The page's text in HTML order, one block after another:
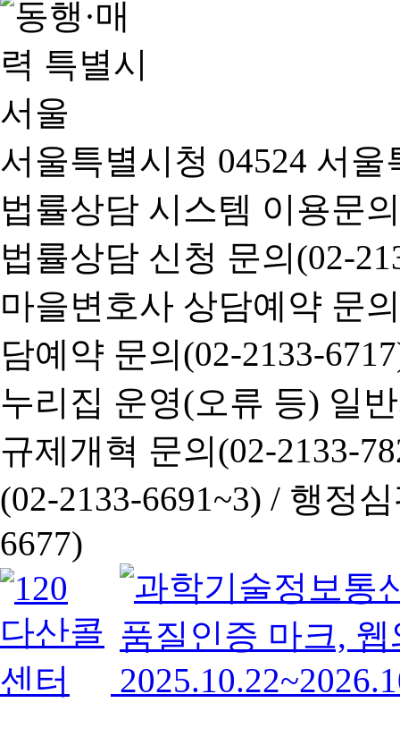
서울특별시청 04524 서
법률상담 시스템 이용문
법률상담 신청 문의(02-
마을변호사 상담예약 문
담예약 문의(02-2133-
누리집 운영(오류 등) 일
규제개혁 문의(02-2133-
(02-2133-6691~3) / 행정심
6677)